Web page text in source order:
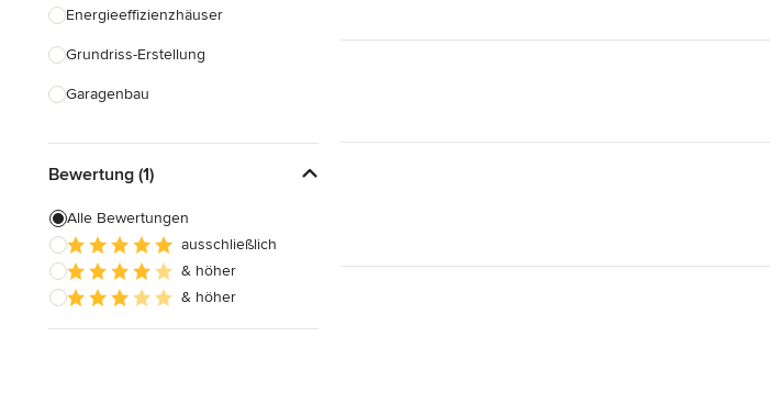
Energieeffizienzhäuser
Grundriss-Erstellung
Garagenbau
Baudenkmalpflege
Hausanbau
Hauserweiterungen
Hausbau
Bewertung (1)
Alle Bewertungen
ausschließlich
& höher
& höher